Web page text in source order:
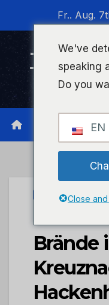
wechseln
Fr.. Aug.
Timeline
PRESSEPORTAL
POL-
Brände
We've
speaking
Do you
EN
Close